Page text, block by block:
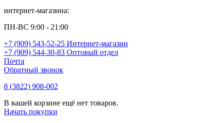
интернет-магазина:
ПН-ВС 9:00 - 21:00
+7 (909) 543-52-25 Интернет-магазин
+7 (909) 544-30-83 Оптовый отдел
Почта
Обратный звонок
8 (3822) 908-002
В вашей корзине ещё нет товаров.
Начать покупки